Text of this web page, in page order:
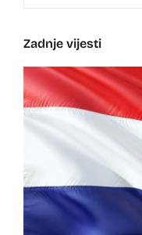
Zadnje vijesti